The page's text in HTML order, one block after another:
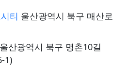
티 울산광역시 북구 매산로
울산광역시 북구 명촌10길
1)